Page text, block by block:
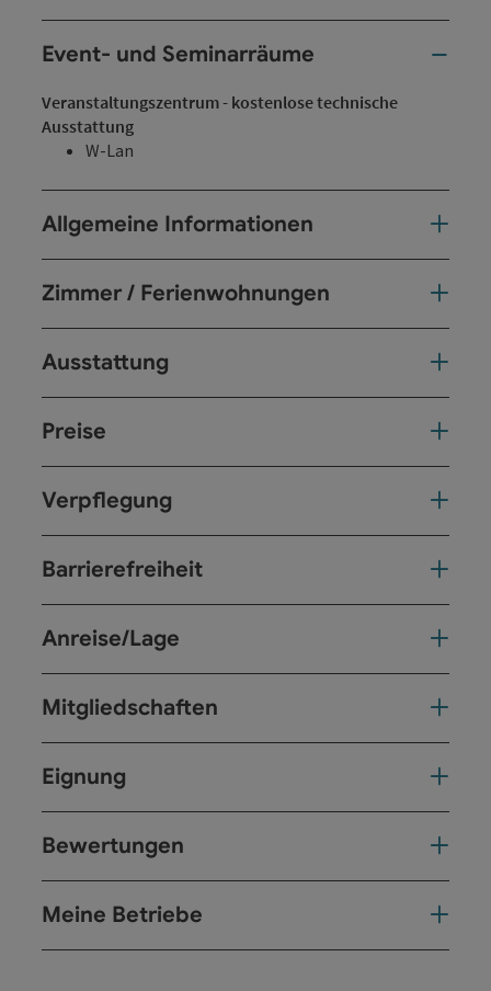
Event- und Seminarräume
Veranstaltungszentrum - kostenlose technische
Ausstattung
W-Lan
Allgemeine Informationen
Zimmer / Ferienwohnungen
Ausstattung
Preise
Verpflegung
Barrierefreiheit
Anreise/Lage
Mitgliedschaften
Eignung
Bewertungen
Meine Betriebe